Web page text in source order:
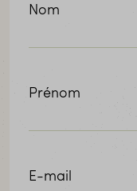
Nom
Prénom
E-mail